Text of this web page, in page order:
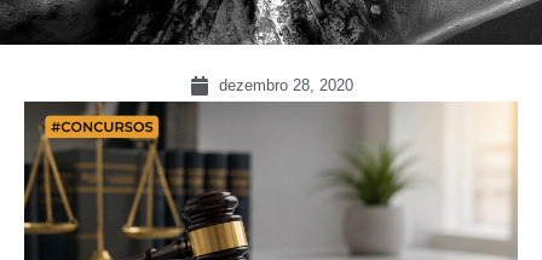
dezembro 28, 2020